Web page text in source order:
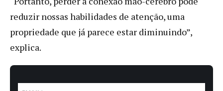
reduzir nossas habilidades de atenção, uma
propriedade que já parece estar diminuindo”,
explica.